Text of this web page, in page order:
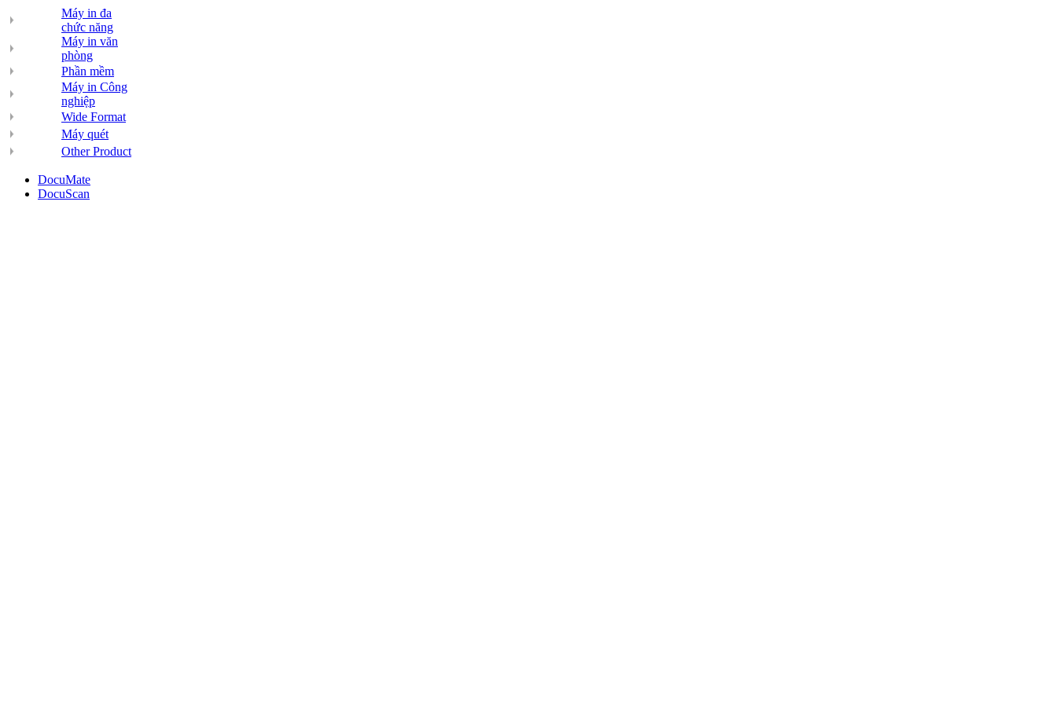
Máy in đa
chức năng
Máy in văn
phòng
Phần mềm
Máy in Công
nghiệp
Wide Format
Máy quét
Other Product
DocuMate
DocuScan